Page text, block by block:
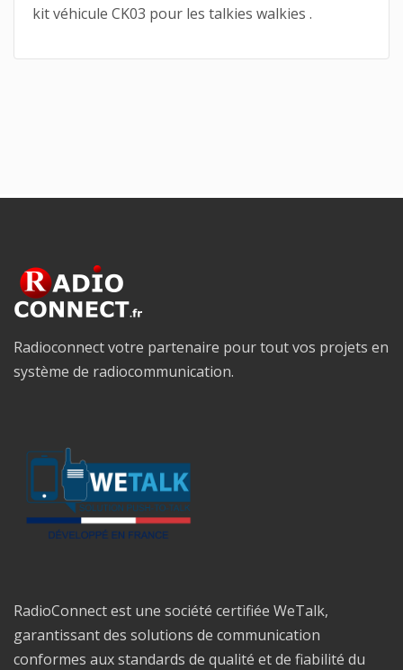
kit véhicule CK03 pour les talkies walkies .
Radioconnect votre partenaire pour tout vos projets en
système de radiocommunication.
RadioConnect est une société certifiée WeTalk,
garantissant des solutions de communication
conformes aux standards de qualité et de fiabilité du